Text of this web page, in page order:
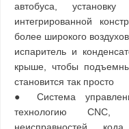
автобуса,
интегрированной
более широкого
испаритель и
крыше, чтобы
становится так просто
● Система
технологию CNC,